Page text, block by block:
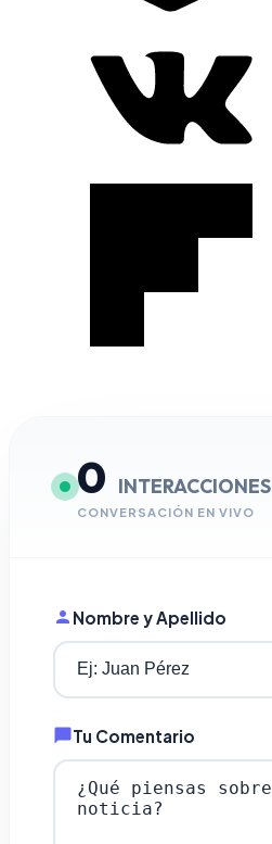
0 INTERACCIONES
CONVERSACIÓN EN VIVO
Nombre y Apellido
Tu Comentario